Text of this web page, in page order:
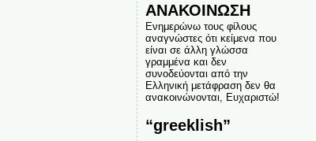
ΑΝΑΚΟΙΝΩΣΗ
Ενημερώνω τους φίλους
αναγνώστες ότι κείμενα που
είναι σε άλλη γλώσσα
γραμμένα και δεν
συνοδεύονται από την
Ελληνική μετάφραση δεν θα
ανακοινώνονται, Ευχαριστώ!
“greeklish”